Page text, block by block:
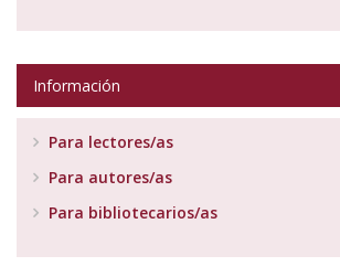
Información
Para lectores/as
Para autores/as
Para bibliotecarios/as